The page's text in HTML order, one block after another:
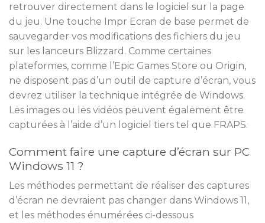
retrouver directement dans le logiciel sur la page
du jeu. Une touche Impr Ecran de base permet de
sauvegarder vos modifications des fichiers du jeu
sur les lanceurs Blizzard. Comme certaines
plateformes, comme l’Epic Games Store ou Origin,
ne disposent pas d’un outil de capture d’écran, vous
devrez utiliser la technique intégrée de Windows.
Les images ou les vidéos peuvent également être
capturées à l’aide d’un logiciel tiers tel que FRAPS.
Comment faire une capture d’écran sur PC
Windows 11 ?
Les méthodes permettant de réaliser des captures
d’écran ne devraient pas changer dans Windows 11,
et les méthodes énumérées ci-dessous